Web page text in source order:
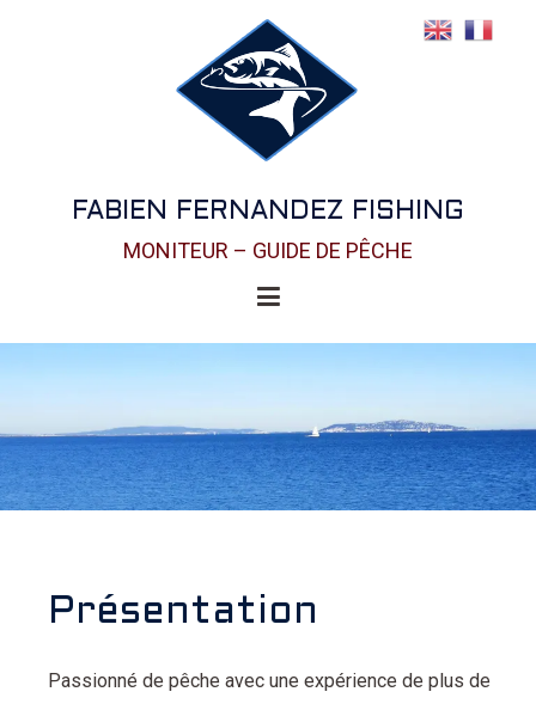
FABIEN FERNANDEZ FISHING
MONITEUR – GUIDE DE PÊCHE
Présentation
Passionné de pêche avec une expérience de plus de